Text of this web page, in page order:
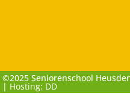
©2025 Seniorenschool
| Hosting: DD